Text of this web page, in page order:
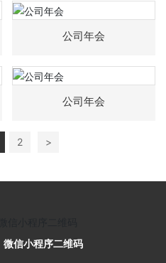
公司年会
公司年会
2 >
微信小程序二维码